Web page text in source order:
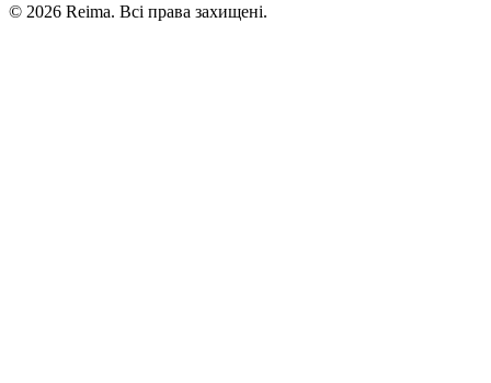
© 2026 Reima. Всі права захищені.